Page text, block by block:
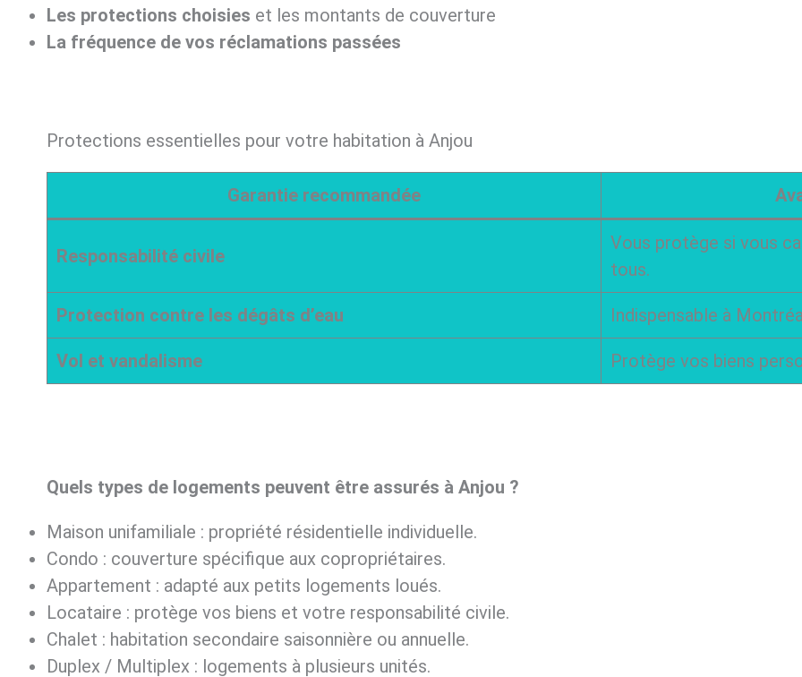
Les protections choisies et les montants de couverture
La fréquence de vos réclamations passées
Protections essentielles pour votre habitation à Anjou
Garantie recommandée
Responsabilité civile
Vous protège si vous
tous.
Protection contre les dégâts d’eau Indispensable à
Vol et vandalisme Protège vos biens
Quels types de logements peuvent être assurés à Anjou ?
Maison unifamiliale : propriété résidentielle individuelle.
Condo : couverture spécifique aux copropriétaires.
Appartement : adapté aux petits logements loués.
Locataire : protège vos biens et votre responsabilité civile.
Chalet : habitation secondaire saisonnière ou annuelle.
Duplex / Multiplex : logements à plusieurs unités.